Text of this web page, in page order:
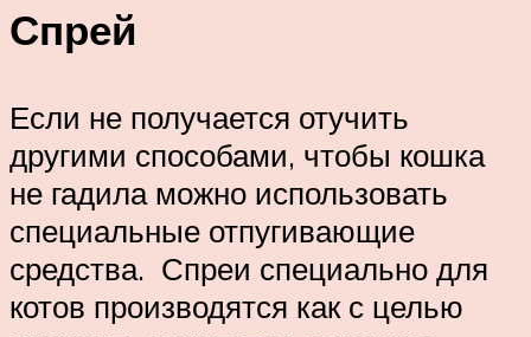
Спрей
Если не получается отучить
другими способами, чтобы кошка
не гадила можно использовать
специальные отпугивающие
средства. Спреи специально для
котов производятся как с целью